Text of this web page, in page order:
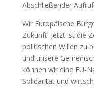
Abschließender Aufruf:
Wir Europäische
Zukunft. Jetzt ist die
politischen Willen zu
und unsere
können wir eine
Solidarität und